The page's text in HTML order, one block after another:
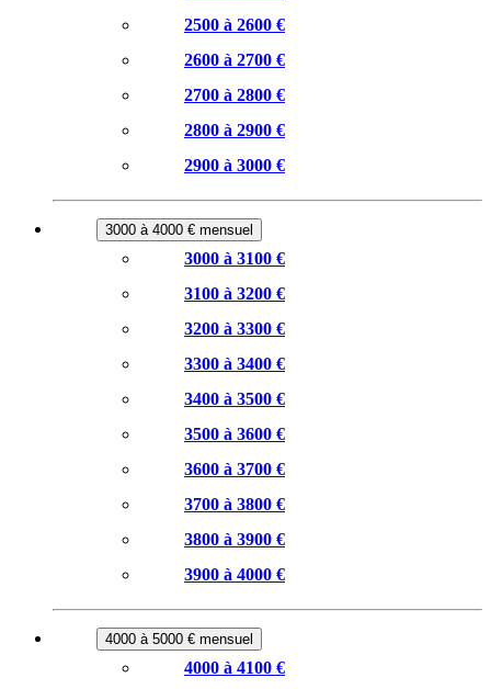
2500 à 2600 €
2600 à 2700 €
2700 à 2800 €
2800 à 2900 €
2900 à 3000 €
3000 à 4000 € mensuel
3000 à 3100 €
3100 à 3200 €
3200 à 3300 €
3300 à 3400 €
3400 à 3500 €
3500 à 3600 €
3600 à 3700 €
3700 à 3800 €
3800 à 3900 €
3900 à 4000 €
4000 à 5000 € mensuel
4000 à 4100 €